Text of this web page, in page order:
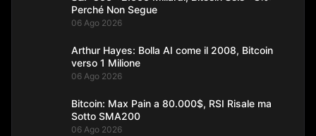
Perché Non Segue
06 Ago 2026
Arthur Hayes: Bolla AI come il 2008, Bitcoin
verso 1 Milione
06 Ago 2026
Bitcoin: Max Pain a 80.000$, RSI Risale ma
Sotto SMA200
06 Ago 2026